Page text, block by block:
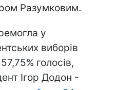
Разумковим.
у
виборів
голосів,
Ігор Додон -